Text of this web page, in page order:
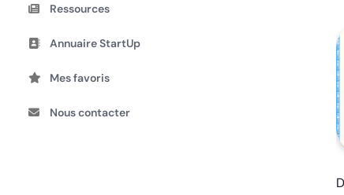
Ressources
Annuaire StartUp
Mes favoris
Nous contacter